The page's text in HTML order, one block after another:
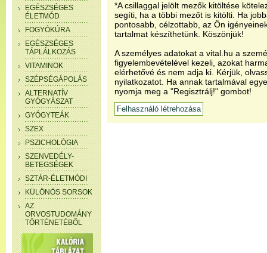
EGÉSZSÉGES
ÉLETMÓD
FOGYÓKÚRA
EGÉSZSÉGES
TÁPLÁLKOZÁS
VITAMINOK
SZÉPSÉGÁPOLÁS
ALTERNATÍV
GYÓGYÁSZAT
GYÓGYTEÁK
SZEX
PSZICHOLÓGIA
SZENVEDÉLY-
BETEGSÉGEK
SZTÁR-ÉLETMÓDI
KÜLÖNÖS SORSOK
AZ
ORVOSTUDOMÁNY
TÖRTÉNETÉBŐL
*A csillaggal jelölt mezők kitöltése
segíti, ha a többi mezőt is kitölti. Ha
pontosabb, célzottabb, az Ön
tartalmat készíthetünk. Köszönjük!
A személyes adatokat a vital.hu a
figyelembevételével kezeli, azokat
elérhetővé és nem adja ki. Kérjük,
nyilatkozatot. Ha annak tartalmával
nyomja meg a "Regisztrálj!" gombot!